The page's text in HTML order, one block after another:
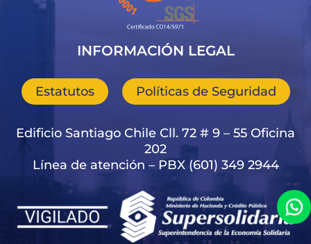
INFORMACIÓN LEGAL
Estatutos Políticas de Seguridad
Edificio Santiago Chile Cll. 72 # 9 – 55 Oficina
202
Línea de atención – PBX (601) 349 2944